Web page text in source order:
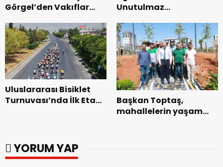
Görgel’den Vakıflar
ziyaret.
Unutulmaz
Uluslararası Bisiklet
Turnuvası’nda İlk Etap
Başkan Toptaş,
mahallelerin yaşam
YORUM YAP